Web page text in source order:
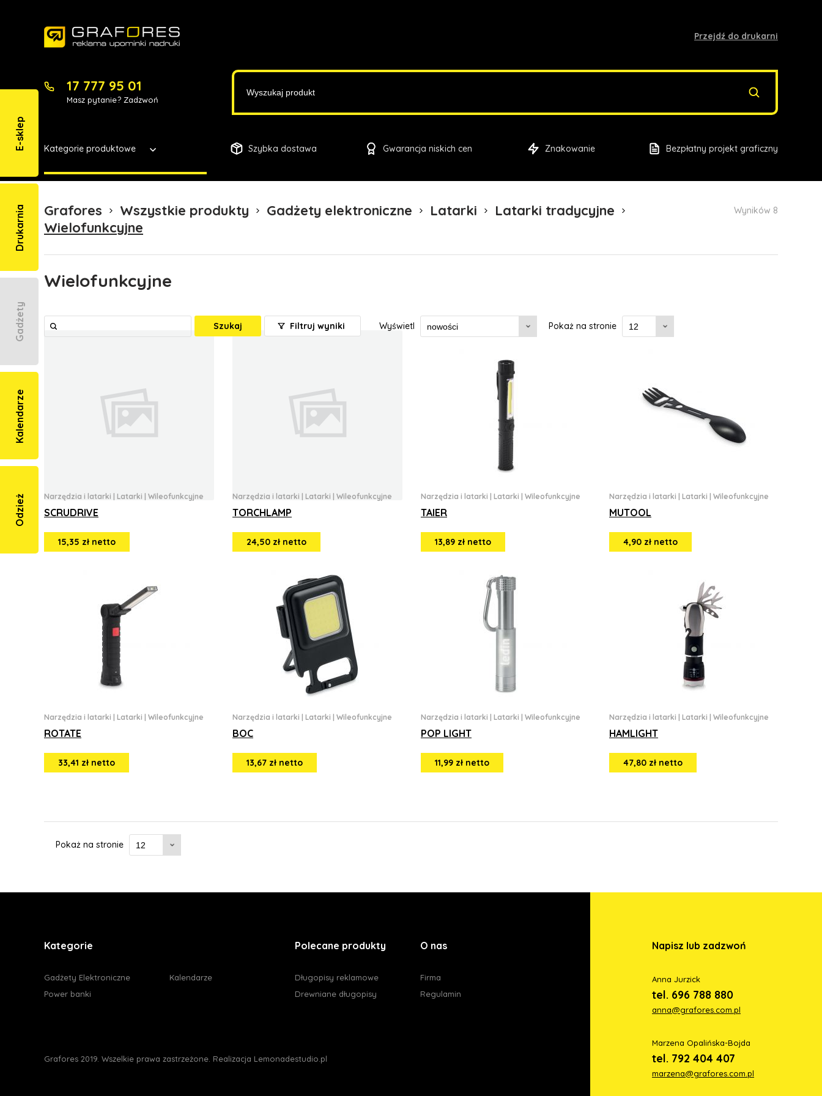
Przejdź do drukarni
17 777 95 01
Masz pytanie? Zadzwoń
Kategorie produktowe Szybka dostawa Gwarancja niskich cen Znakowanie Bezpłatny projekt graficzny
Grafores Wszystkie produkty Gadżety elektroniczne Latarki
Latarki tradycyjne
Wielofunkcyjne
Wyników 8
Wielofunkcyjne
Szukaj Filtruj wyniki Wyświetl Pokaż na stronie
Narzędzia i latarki Latarki Wileofunkcyjne
SCRUDRIVE
15,35 zł netto
Narzędzia i latarki Latarki Wileofunkcyjne
TORCHLAMP
24,50 zł netto
Narzędzia i latarki Latarki Wileofunkcyjne
TAIER
13,89 zł netto
Narzędzia i latarki Latarki Wileofunkcyjne
MUTOOL
4,90 zł netto
Narzędzia i latarki Latarki Wileofunkcyjne
ROTATE
33,41 zł netto
Narzędzia i latarki Latarki Wileofunkcyjne
BOC
13,67 zł netto
Narzędzia i latarki Latarki Wileofunkcyjne
POP LIGHT
11,99 zł netto
Narzędzia i latarki Latarki Wileofunkcyjne
HAMLIGHT
47,80 zł netto
Pokaż na stronie
Kategorie
Gadżety Elektroniczne
Kalendarze
Power banki
Polecane produkty
Długopisy reklamowe
Drewniane długopisy
O nas
Firma
Regulamin
Grafores 2019. Wszelkie prawa zastrzeżone. Realizacja Lemonadestudio.pl
Napisz lub zadzwoń
Anna Jurzick
tel. 696 788 880
anna@grafores.com.pl
Marzena Opalińska-Bojda
tel. 792 404 407
marzena@grafores.com.pl
E-sklep
Drukarnia
Gadżety
Kalendarze
Odzież